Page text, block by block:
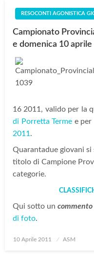
RESOCONTI AGONISTICA
Campionato
e domenica 10 aprile
16 2011, valido per la
di Porretta Terme e
2011 .
Quarantadue giovani si
titolo di Campione
categorie.
Qui sotto un
di foto.
Posted
10 Aprile 2011 ASM